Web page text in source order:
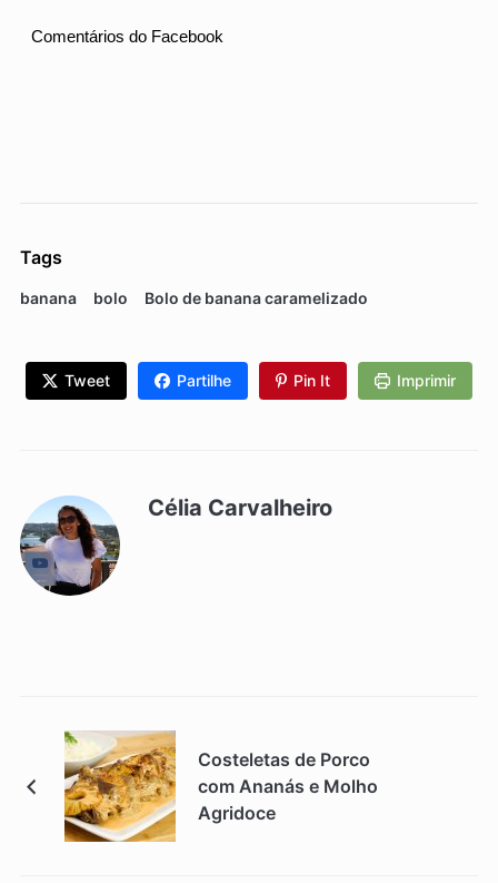
Comentários do Facebook
Tags
banana bolo Bolo de banana caramelizado
Tweet Partilhe Pin It Imprimir
Célia Carvalheiro
Costeletas de Porco
com Ananás e Molho
Agridoce